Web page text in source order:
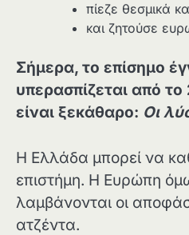
πίεζε θεσμικά
και ζητούσε
Σήμερα, το επίσημο
υπερασπίζεται από
είναι ξεκάθαρο: Οι
Η Ελλάδα μπορεί να
επιστήμη. Η Ευρώπη
λαμβάνονται οι
ατζέντα.